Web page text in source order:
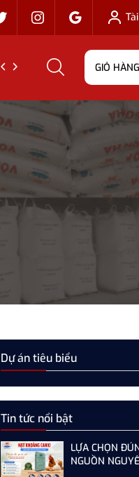
LIÊN HỆ GIỎ HÀNG
Dự án tiêu biểu
Tin tức nổi bật
LỰA CHỌN
NGUỒN